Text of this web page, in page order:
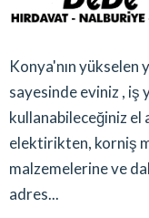
Konya'nın yükselen
sayesinde eviniz ,
kullanabileceğiniz el
elektirikten, korniş
malzemelerine ve
adres...